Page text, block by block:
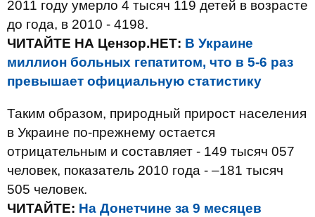
2011 году умерло 4 тысяч 119 детей в возрасте
до года, в 2010 - 4198.
ЧИТАЙТЕ НА Цензор.НЕТ: В Украине
миллион больных гепатитом, что в 5-6 раз
превышает официальную статистику
Таким образом, природный прирост населения
в Украине по-прежнему остается
отрицательным и составляет - 149 тысяч 057
человек, показатель 2010 года - –181 тысяч
505 человек.
ЧИТАЙТЕ: На Донетчине за 9 месяцев